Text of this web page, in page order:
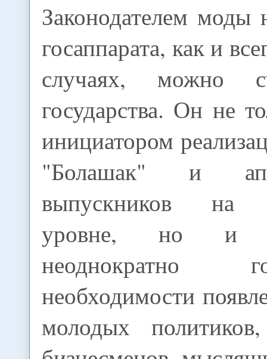
Законодателем моды
госаппарата, как и
случаях, можно
государства. Он не
инициатором
"Болашак" и
выпускников на
уровне, но и
неоднократно
необходимости
молодых